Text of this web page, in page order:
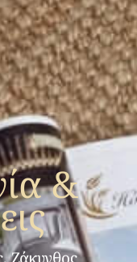
&
Ζάκυνθος